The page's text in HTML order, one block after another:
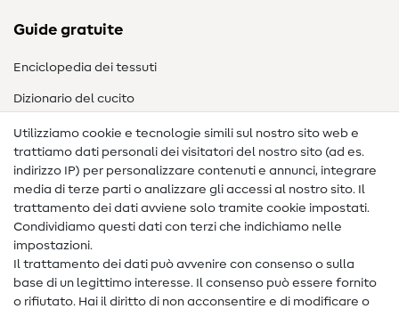
Guide gratuite
Enciclopedia dei tessuti
Dizionario del cucito
Nähanleitungen
Assistenza e contatto
Contatto
Informazioni sul nuovo proprietario
FAQ
Diritto di recesso
Utilizziamo cookie e tecnologie simili sul nostro sito web e
trattiamo dati personali dei visitatori del nostro sito (ad es.
indirizzo IP) per personalizzare contenuti e annunci, integrare
media di terze parti o analizzare gli accessi al nostro sito. Il
trattamento dei dati avviene solo tramite cookie impostati.
Condividiamo questi dati con terzi che indichiamo nelle
impostazioni.
Il trattamento dei dati può avvenire con consenso o sulla
base di un legittimo interesse. Il consenso può essere fornito
o rifiutato. Hai il diritto di non acconsentire e di modificare o